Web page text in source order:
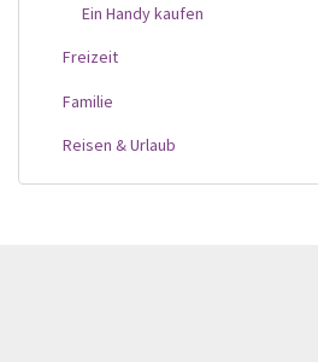
Ein Handy kaufen
Freizeit
Familie
Reisen & Urlaub